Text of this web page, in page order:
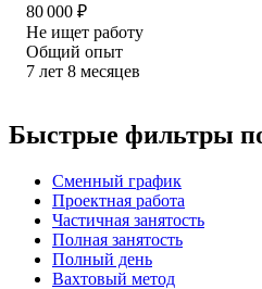
80 000 ₽
Не ищет работу
Общий опыт
7 лет 8 месяцев
Быстрые фильтры
Сменный график
Проектная работа
Частичная занятость
Полная занятость
Полный день
Вахтовый метод